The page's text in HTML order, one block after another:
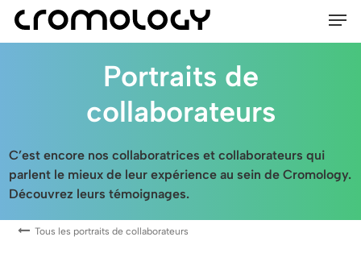
Skip
Portraits de
collaborateurs
C’est encore nos collaboratrices et collaborateurs qui
parlent le mieux de leur expérience au sein de Cromology.
Découvrez leurs témoignages.
Tous les portraits de collaborateurs